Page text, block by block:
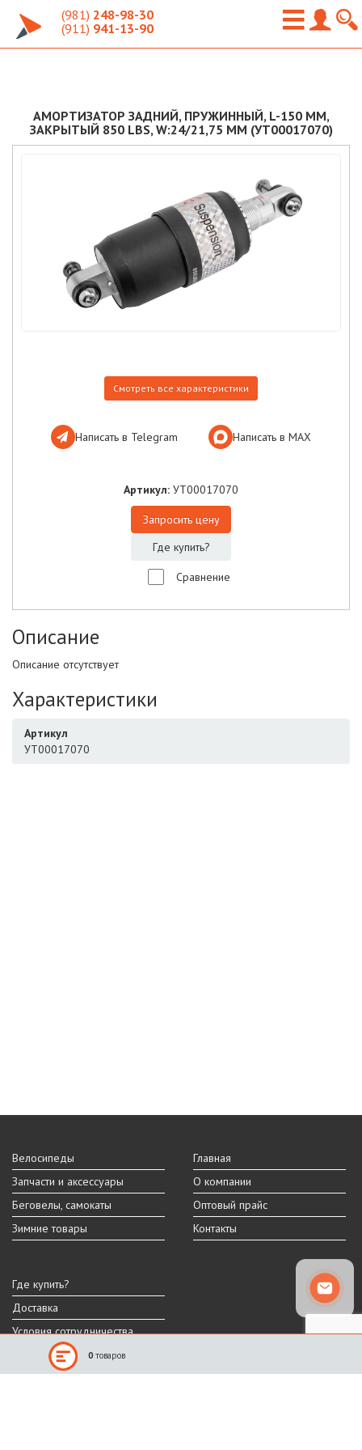
(981) 248-98-30
(911) 941-13-90
АМОРТИЗАТОР ЗАДНИЙ, ПРУЖИННЫЙ, L-150 ММ,
ЗАКРЫТЫЙ 850 LBS, W:24/21,75 ММ (УТ00017070)
Смотреть все характеристики
Написать в Telegram Написать в МАХ
Артикул: УТ00017070
Запросить цену
Где купить?
Сравнение
Описание
Описание отсутствует
Характеристики
Артикул
УТ00017070
Велосипеды
Запчасти и аксессуары
Беговелы, самокаты
Зимние товары
Главная
О компании
Оптовый прайс
Контакты
Где купить?
Доставка
Условия сотрудничества
Реальный внешний вид и технические характеристики товара могут
0 товаров